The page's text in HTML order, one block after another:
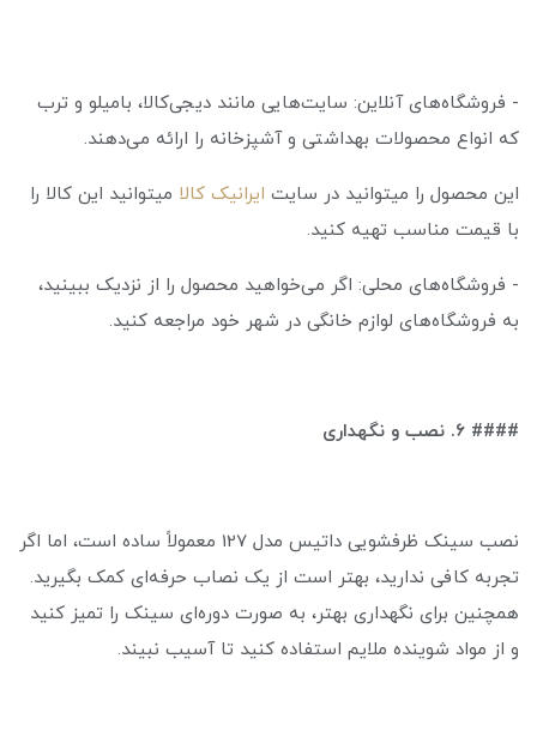
- فروشگاه‌های آنلاین: سایت‌هایی مانند دیجی‌کالا، بامیلو و ترب
که انواع محصولات بهداشتی و آشپزخانه را ارائه می‌دهند.
این محصول را میتوانید در سایت ایرانیک کالا میتوانید این کالا را
با قیمت مناسب تهیه کنید.
- فروشگاه‌های محلی: اگر می‌خواهید محصول را از نزدیک ببینید،
به فروشگاه‌های لوازم خانگی در شهر خود مراجعه کنید.
#### ۶. نصب و نگهداری
نصب سینک ظرفشویی داتیس مدل 127 معمولاً ساده است، اما اگر
تجربه کافی ندارید، بهتر است از یک نصاب حرفه‌ای کمک بگیرید.
همچنین برای نگهداری بهتر، به صورت دوره‌ای سینک را تمیز کنید
و از مواد شوینده ملایم استفاده کنید تا آسیب نبیند.